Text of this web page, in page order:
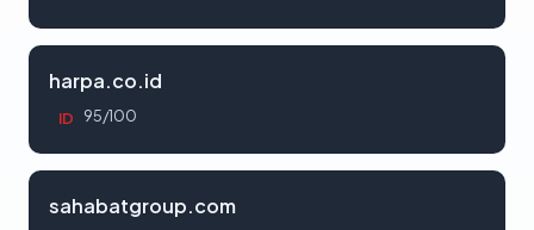
harpa.co.id
ID 95/100
sahabatgroup.com